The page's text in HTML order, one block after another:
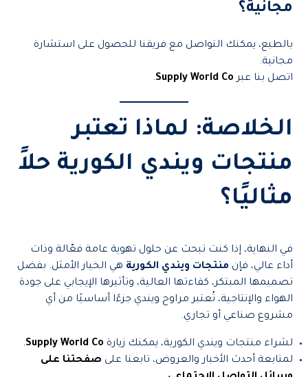
مجانية؟
بالطبع، يمكنك التواصل مع فريقنا للحصول على استشارة
مجانية.
اتصل بنا عبر Supply World Co
.
الخلاصة: لماذا تعتبر
منتجات ويندي الكورية حلاً
مثاليًا؟
في النهاية، إذا كنت تبحث عن حلول تهوية عامة فعّالة وذات
أداء عالي، فإن منتجات ويندي الكورية هي الخيار الأمثل. بفضل
تصميمها المبتكر، كفاءتها العالية، وتأثيرها الإيجابي على جودة
الهواء والإنتاجية، تُعتبر مراوح ويندي جزءًا أساسيًا من أي
مشروع صناعي أو تجاري.
لشراء منتجات ويندي الكورية، يمكنك زيارة Supply World Co
.
لمتابعة أحدث الأخبار والعروض، تابعنا على صفحتنا على